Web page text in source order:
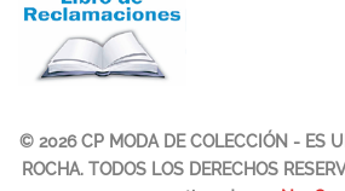
© 2026 CP MODA DE COLECCIÓN - ES
ROCHA. TODOS LOS DERECHOS